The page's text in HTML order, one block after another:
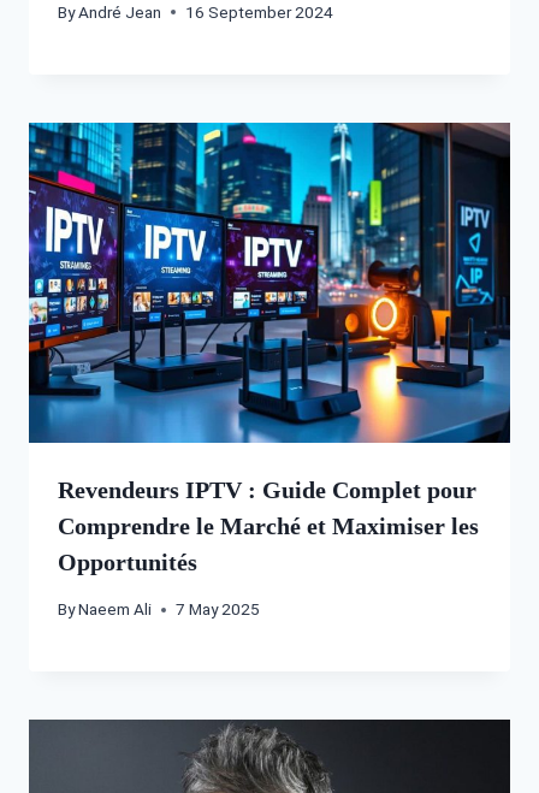
ByAndré Jean 16 September 2024
Revendeurs IPTV : Guide Complet pour
Comprendre le Marché et Maximiser les
Opportunités
ByNaeem Ali 7 May 2025